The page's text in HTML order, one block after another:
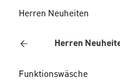
Herren Neuheiten
Herren
Funktionswäsche